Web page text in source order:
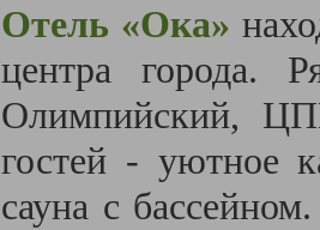
Отель «‎Ока»
центра города.
Олимпийский,
гостей - уютное
сауна с